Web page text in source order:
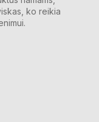
ko reikia